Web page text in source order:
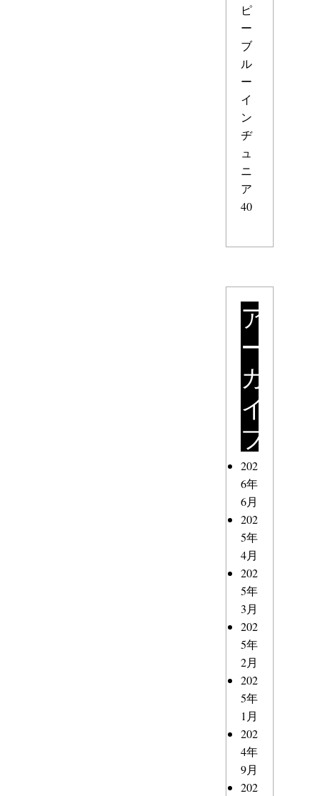
ピ
ー
ブ
ル
ー
イ
ン
ヂ
ュ
ニ
ア
40
ア
ー
カ
イ
ブ
202
6年
6月
202
5年
4月
202
5年
3月
202
5年
2月
202
5年
1月
202
4年
9月
202